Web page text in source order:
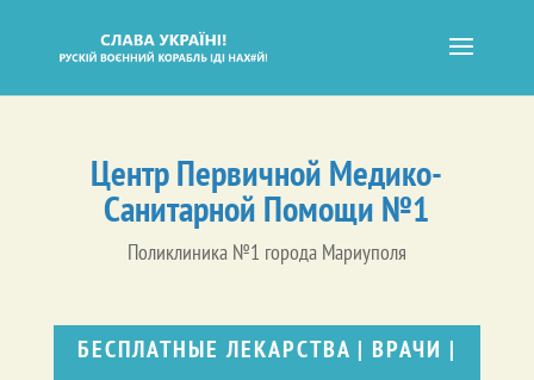
Центр Первичной Медико-
Санитарной Помощи №1
Поликлиника №1 города Мариуполя
БЕСПЛАТНЫЕ ЛЕКАРСТВА | ВРАЧИ |